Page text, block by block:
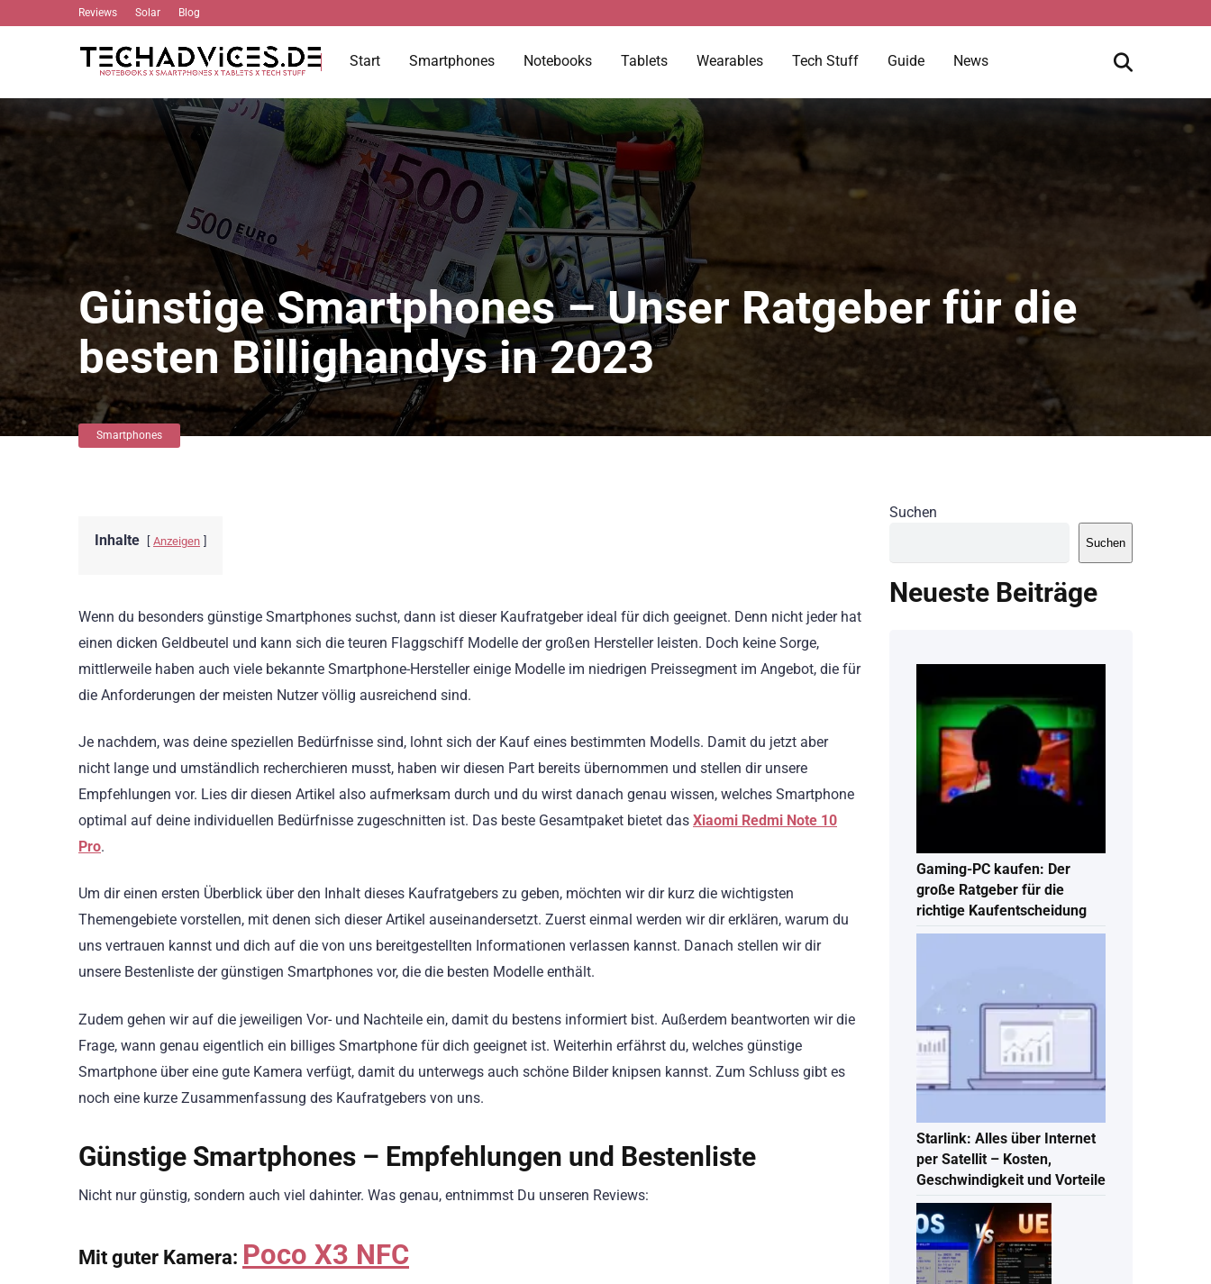
Reviews Solar Blog
Start Smartphones Notebooks Tablets Wearables Tech Stuff Guide News
Günstige Smartphones – Unser Ratgeber für die
besten Billighandys in 2023
Smartphones
Inhalte Anzeigen
Wenn du besonders günstige Smartphones suchst, dann ist dieser Kaufratgeber ideal für dich geeignet. Denn nicht jeder hat
einen dicken Geldbeutel und kann sich die teuren Flaggschiff Modelle der großen Hersteller leisten. Doch keine Sorge,
mittlerweile haben auch viele bekannte Smartphone-Hersteller einige Modelle im niedrigen Preissegment im Angebot, die für
die Anforderungen der meisten Nutzer völlig ausreichend sind.
Je nachdem, was deine speziellen Bedürfnisse sind, lohnt sich der Kauf eines bestimmten Modells. Damit du jetzt aber
nicht lange und umständlich recherchieren musst, haben wir diesen Part bereits übernommen und stellen dir unsere
Empfehlungen vor. Lies dir diesen Artikel also aufmerksam durch und du wirst danach genau wissen, welches Smartphone
optimal auf deine individuellen Bedürfnisse zugeschnitten ist. Das beste Gesamtpaket bietet das Xiaomi Redmi Note 10
Pro.
Um dir einen ersten Überblick über den Inhalt dieses Kaufratgebers zu geben, möchten wir dir kurz die wichtigsten
Themengebiete vorstellen, mit denen sich dieser Artikel auseinandersetzt. Zuerst einmal werden wir dir erklären, warum du
uns vertrauen kannst und dich auf die von uns bereitgestellten Informationen verlassen kannst. Danach stellen wir dir
unsere Bestenliste der günstigen Smartphones vor, die die besten Modelle enthält.
Zudem gehen wir auf die jeweiligen Vor- und Nachteile ein, damit du bestens informiert bist. Außerdem beantworten wir die
Frage, wann genau eigentlich ein billiges Smartphone für dich geeignet ist. Weiterhin erfährst du, welches günstige
Smartphone über eine gute Kamera verfügt, damit du unterwegs auch schöne Bilder knipsen kannst. Zum Schluss gibt es
noch eine kurze Zusammenfassung des Kaufratgebers von uns.
Günstige Smartphones – Empfehlungen und Bestenliste
Nicht nur günstig, sondern auch viel dahinter. Was genau, entnimmst Du unseren Reviews:
Mit guter Kamera: Poco X3 NFC
Suchen
Suchen
Neueste Beiträge
Gaming-PC kaufen: Der
große Ratgeber für die
richtige Kaufentscheidung
Starlink: Alles über Internet
per Satellit – Kosten,
Geschwindigkeit und Vorteile